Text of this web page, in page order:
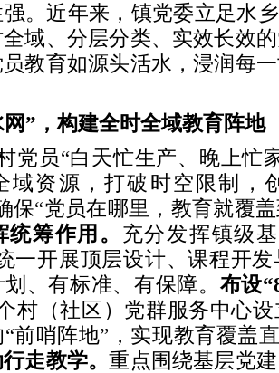
。近年来，镇党委立足水
域、分层分类、实效长效
教育如源头活水，浸润每
”，构建全时全域教育阵地
党员“白天忙生产、晚上忙
域资源，打破时空限制，
保“党员在哪里，教育就覆
筹作用。 充分发挥镇级
一开展顶层设计、课程开
、有标准、有保障。 布设
村（社区）党群服务中心
前哨阵地”，实现教育覆盖
走教学。重点围绕基层党